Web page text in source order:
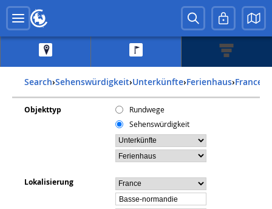
Search› Sehenswürdigkeit› Unterkünfte› Ferienhaus› france
Objekttyp
Rundwege
Sehenswürdigkeit
Lokalisierung